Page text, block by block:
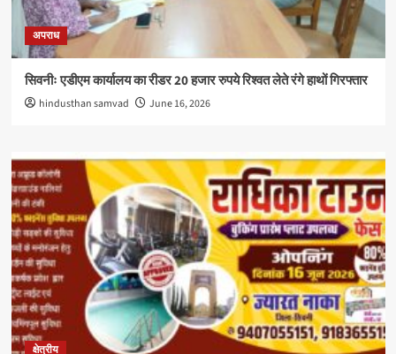
अपराध
सिवनीः एडीएम कार्यालय का रीडर 20 हजार रुपये रिश्वत लेते रंगे हाथों गिरफ्तार
hindusthan samvad June 16, 2026
क्षेत्रीय